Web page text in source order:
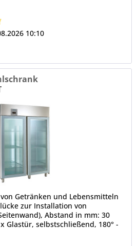
10:10
Getränken und Lebensmitteln
zur Installation von
Abstand in mm: 30
Glastür, selbstschließend, 180° -